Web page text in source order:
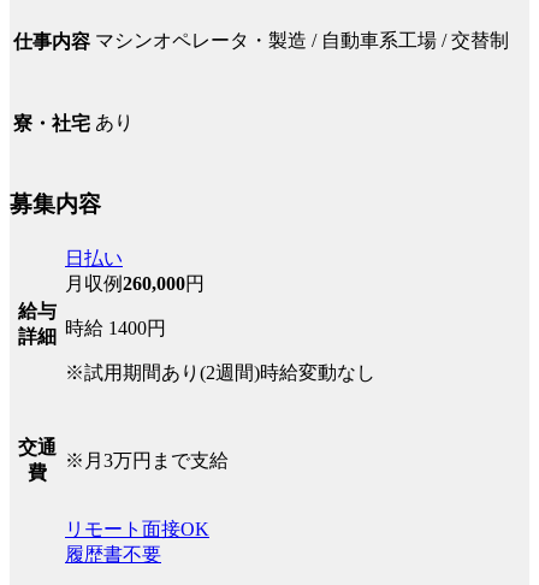
仕事内容 マシンオペレータ・製造 / 自動車系工場 / 交替制
寮・社宅 あり
募集内容
給与
詳細
日払い
月収例260,000円
時給 1400円
※試用期間あり(2週間)時給変動なし
交通
費
※月3万円まで支給
リモート面接OK
履歴書不要